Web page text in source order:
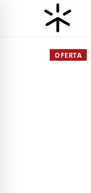
OFERTA